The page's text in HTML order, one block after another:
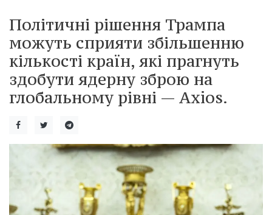
Політичні рішення Трампа
можуть сприяти збільшенню
кількості країн, які прагнуть
здобути ядерну зброю на
глобальному рівні — Axios.